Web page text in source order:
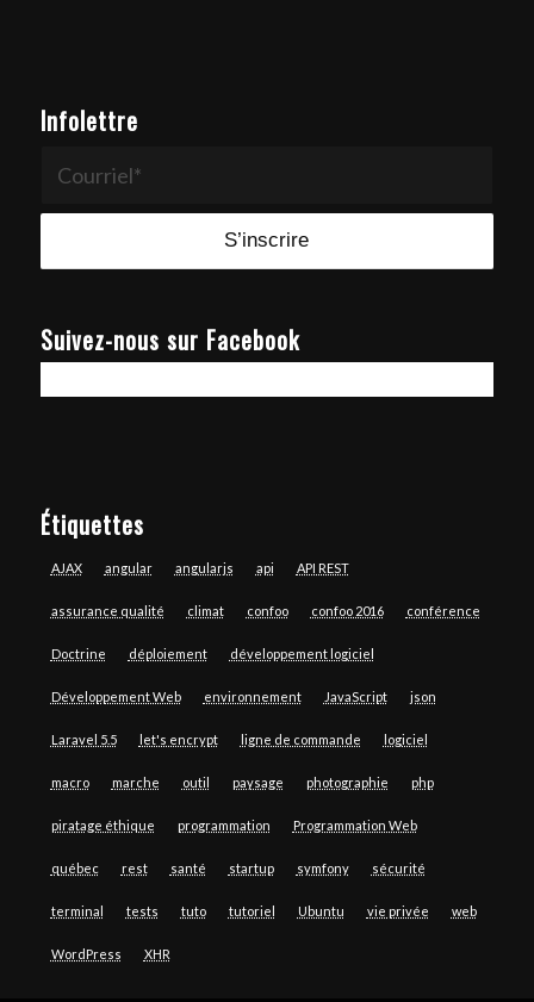
Infolettre
Suivez-nous sur Facebook
Étiquettes
AJAX angular angularjs api API REST
assurance qualité climat confoo confoo 2016 conférence
Doctrine déploiement développement logiciel
Développement Web environnement JavaScript json
Laravel 5.5 let's encrypt ligne de commande logiciel
macro marche outil paysage photographie php
piratage éthique programmation Programmation Web
québec rest santé startup symfony sécurité
terminal tests tuto tutoriel Ubuntu vie privée web
WordPress XHR